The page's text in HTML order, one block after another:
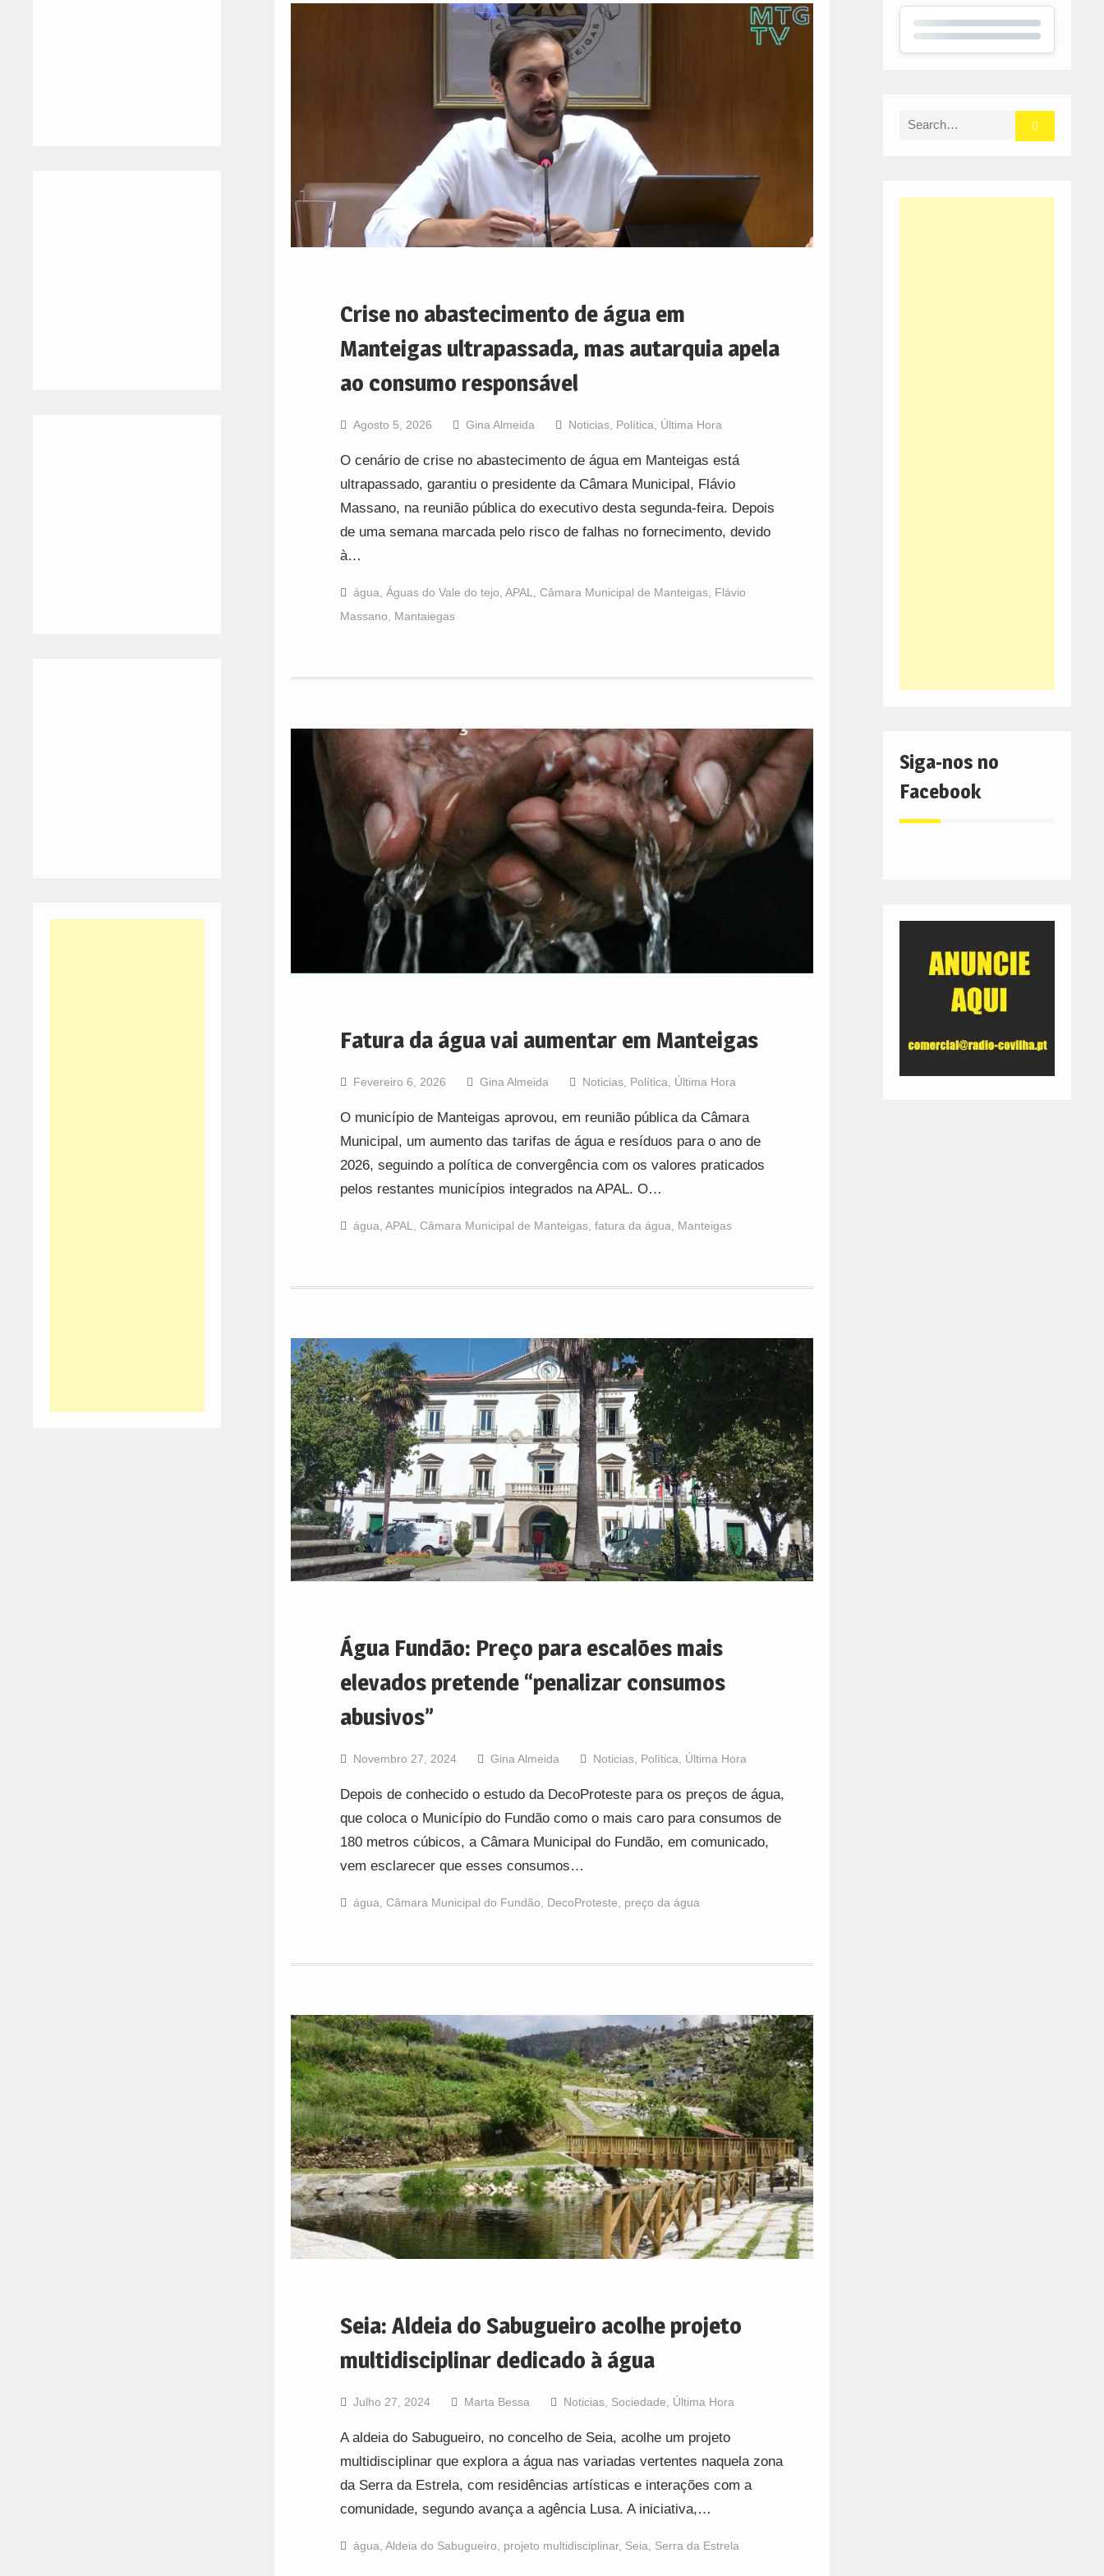
Crise no abastecimento de água em
Manteigas ultrapassada, mas autarquia apela
ao consumo responsável
Agosto 5, 2026 Gina Almeida Noticias, Política Última Hora
O cenário de crise no abastecimento de água em Manteigas está
ultrapassado, garantiu o presidente da Câmara Municipal, Flávio
Massano, na reunião pública do executivo desta segunda-feira. Depois
de uma semana marcada pelo risco de falhas no fornecimento, devido
à…
água Águas do Vale do tejo APAL Câmara Municipal de Manteigas, Flávio
Massano
Mantaiegas
Fatura da água vai aumentar em Manteigas
Fevereiro 6, 2026 Gina Almeida Noticias, Política Última Hora
O município de Manteigas aprovou, em reunião pública da Câmara
Municipal, um aumento das tarifas de água e resíduos para o ano de
2026, seguindo a política de convergência com os valores praticados
pelos restantes municípios integrados na APAL. O…
água APAL Câmara Municipal de Manteigas, fatura da água Manteigas
Água Fundão: Preço para escalões mais
elevados pretende “penalizar consumos
abusivos”
Novembro 27, 2024 Gina Almeida Noticias, Política, Última Hora
Depois de conhecido o estudo da DecoProteste para os preços de água,
que coloca o Município do Fundão como o mais caro para consumos de
180 metros cúbicos, a Câmara Municipal do Fundão, em comunicado,
vem esclarecer que esses consumos…
água, Câmara Municipal do Fundão, DecoProteste, preço da água
Seia: Aldeia do Sabugueiro acolhe projeto
multidisciplinar dedicado à água
Julho 27, 2024 Marta Bessa Noticias, Sociedade Última Hora
A aldeia do Sabugueiro, no concelho de Seia, acolhe um projeto
multidisciplinar que explora a água nas variadas vertentes naquela zona
da Serra da Estrela, com residências artísticas e interações com a
comunidade, segundo avança a agência Lusa. A iniciativa,…
água Aldeia do Sabugueiro projeto multidisciplinar, Seia Serra da Estrela
Search
Siga-nos no
Facebook